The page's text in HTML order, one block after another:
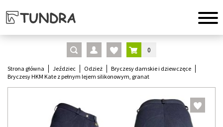
0
Strona główna Jeździec Odzież
Bryczesy damskie i dziewczęce
Bryczesy HKM Kate z pełnym lejem silikonowym, granat